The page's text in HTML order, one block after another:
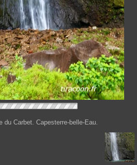
du Carbet. Capesterre-belle-Eau.